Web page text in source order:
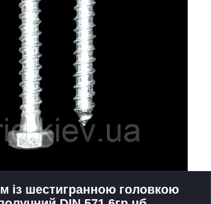
із шестигранною головкою